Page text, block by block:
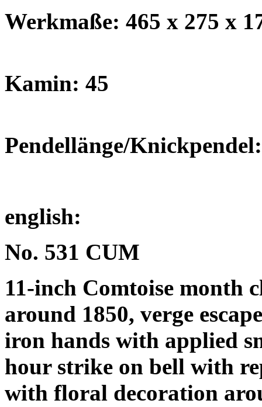
Werkmaße: 465 x 275 x
Kamin: 45
Pendellänge/
english:
No. 531 CUM
11-inch Comtoise month
around 1850, verge
iron hands with applied
hour strike on bell with
with floral decoration